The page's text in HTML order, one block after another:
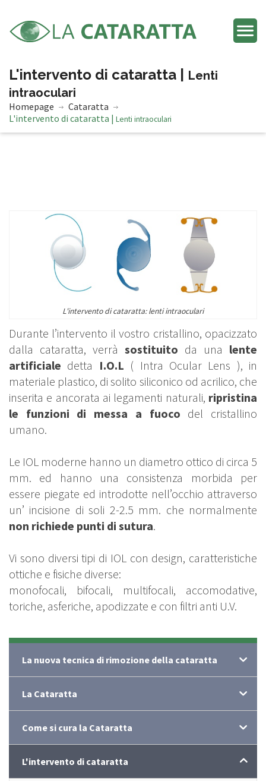
L'intervento di cataratta |
Lenti
intraoculari
Homepage
Cataratta
L'intervento di cataratta | Lenti intraoculari
L'intervento di cataratta: lenti intraoculari
Durante l’intervento il vostro cristallino, opacizzato
dalla cataratta, verrà sostituito da una lente
artificiale detta I.O.L ( Intra Ocular Lens ), in
materiale plastico, di solito siliconico od acrilico, che
inserita e ancorata ai legamenti naturali, ripristina
le funzioni di messa a fuoco del cristallino
umano.
Le IOL moderne hanno un diametro ottico di circa 5
mm. ed hanno una consistenza morbida per
essere piegate ed introdotte nell’occhio attraverso
un’ incisione di soli 2-2.5 mm. che normalmente
non richiede punti di sutura.
Vi sono diversi tipi di IOL con design, caratteristiche
ottiche e fisiche diverse:
monofocali, bifocali, multifocali, accomodative,
toriche, asferiche, apodizzate e con filtri anti U.V.
Per saperne di più..
La nuova tecnica di rimozione della cataratta
La Cataratta
Come si cura la Cataratta
L'intervento di cataratta